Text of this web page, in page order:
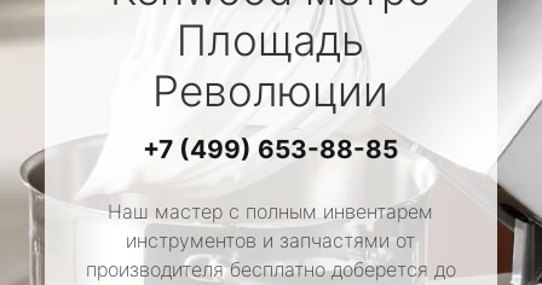
Площадь
Революции
+7 (499) 653-88-85
Наш мастер с полным инвентарем
инструментов и запчастями от
производителя бесплатно доберется до